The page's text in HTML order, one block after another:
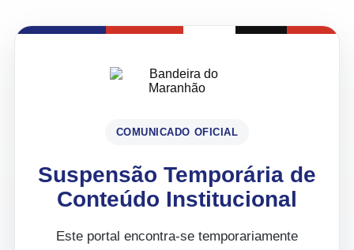
COMUNICADO OFICIAL
Suspensão Temporária de
Conteúdo Institucional
Este portal encontra-se temporariamente